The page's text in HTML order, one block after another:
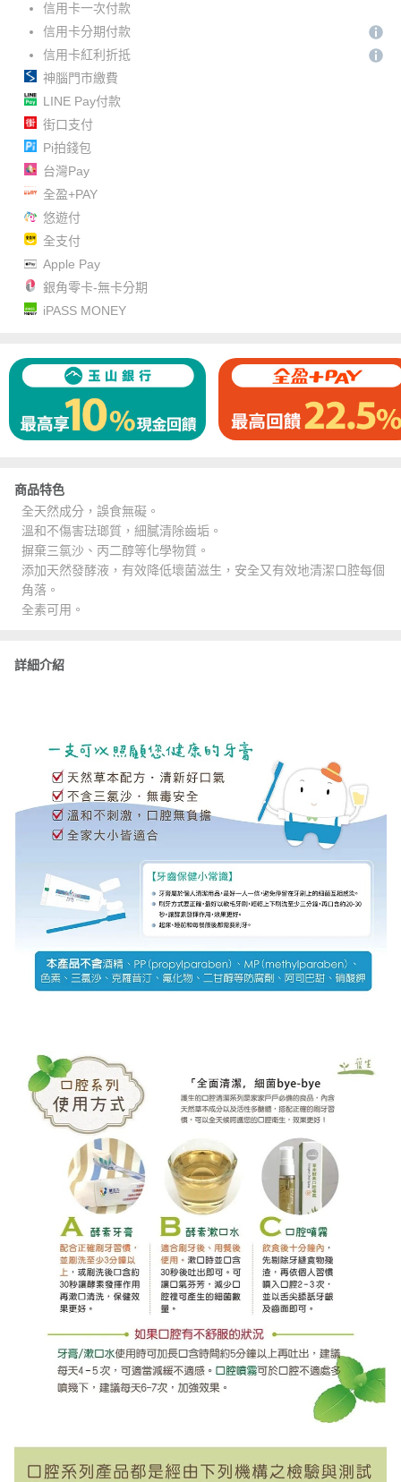
信用卡一次付款
信用卡分期付款
信用卡紅利折抵
神腦門市繳費
LINE Pay付款
街口支付
Pi拍錢包
台灣Pay
全盈+PAY
悠遊付
全支付
Apple Pay
銀角零卡-無卡分期
iPASS MONEY
商品特色
全天然成分，誤食無礙。
溫和不傷害琺瑯質，細膩清除齒垢。
摒棄三氯沙、丙二醇等化學物質。
添加天然發酵液，有效降低壞菌滋生，安全又有效地清潔口腔每個
角落。
全素可用。
詳細介紹